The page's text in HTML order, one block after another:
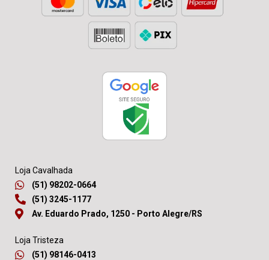
Loja Cavalhada
(51) 98202-0664
(51) 3245-1177
Av. Eduardo Prado, 1250 - Porto Alegre/RS
Loja Tristeza
(51) 98146-0413